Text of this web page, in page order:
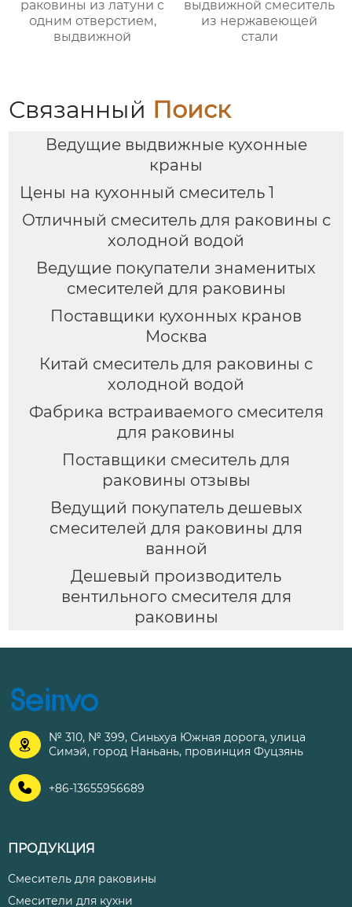
раковины из латуни с
одним отверстием,
выдвижной
выдвижной смеситель
из нержавеющей
стали
Связанный Поиск
Ведущие выдвижные кухонные
краны
Цены на кухонный смеситель 1
Отличный смеситель для раковины с
холодной водой
Ведущие покупатели знаменитых
смесителей для раковины
Поставщики кухонных кранов
Москва
Китай смеситель для раковины с
холодной водой
Фабрика встраиваемого смесителя
для раковины
Поставщики смеситель для
раковины отзывы
Ведущий покупатель дешевых
смесителей для раковины для
ванной
Дешевый производитель
вентильного смесителя для
раковины

№ 310, № 399, Синьхуа Южная дорога, улица
Симэй, город Наньань, провинция Фуцзянь
 +86-13655956689
ПРОДУКЦИЯ
Смеситель для раковины
Смесители для кухни